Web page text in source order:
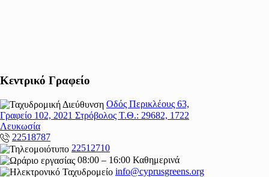
Κεντρικό Γραφείο
Οδός Περικλέους 63,
Γραφείο 102, 2021 Στρόβολος Τ.Θ.: 29682, 1722
Λευκωσία
22518787
22512710
08:00 – 16:00 Καθημερινά
info@cyprusgreens.org